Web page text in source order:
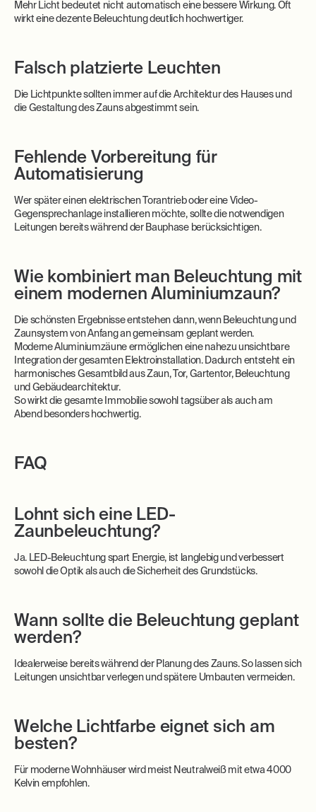
Mehr Licht bedeutet nicht automatisch eine bessere Wirkung. Oft
wirkt eine dezente Beleuchtung deutlich hochwertiger.
Falsch platzierte Leuchten
Die Lichtpunkte sollten immer auf die Architektur des Hauses und
die Gestaltung des Zauns abgestimmt sein.
Fehlende Vorbereitung für
Automatisierung
Wer später einen elektrischen Torantrieb oder eine Video-
Gegensprechanlage installieren möchte, sollte die notwendigen
Leitungen bereits während der Bauphase berücksichtigen.
Wie kombiniert man Beleuchtung mit
einem modernen Aluminiumzaun?
Die schönsten Ergebnisse entstehen dann, wenn Beleuchtung und
Zaunsystem von Anfang an gemeinsam geplant werden.
Moderne Aluminiumzäune ermöglichen eine nahezu unsichtbare
Integration der gesamten Elektroinstallation. Dadurch entsteht ein
harmonisches Gesamtbild aus Zaun, Tor, Gartentor, Beleuchtung
und Gebäudearchitektur.
So wirkt die gesamte Immobilie sowohl tagsüber als auch am
Abend besonders hochwertig.
FAQ
Lohnt sich eine LED-
Zaunbeleuchtung?
Ja. LED-Beleuchtung spart Energie, ist langlebig und verbessert
sowohl die Optik als auch die Sicherheit des Grundstücks.
Wann sollte die Beleuchtung geplant
werden?
Idealerweise bereits während der Planung des Zauns. So lassen sich
Leitungen unsichtbar verlegen und spätere Umbauten vermeiden.
Welche Lichtfarbe eignet sich am
besten?
Für moderne Wohnhäuser wird meist Neutralweiß mit etwa 4000
Kelvin empfohlen.